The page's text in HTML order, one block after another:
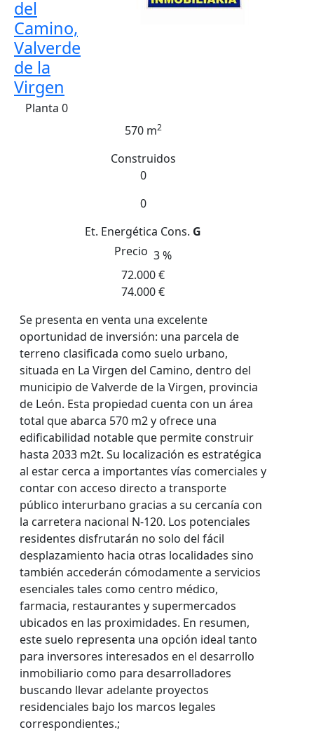
del
Camino,
Valverde
de la
Virgen
Planta 0
570 m2
Construidos
0
0
Et. Energética Cons. G
Precio 3 %
72.000 €
74.000 €
Se presenta en venta una excelente
oportunidad de inversión: una parcela de
terreno clasificada como suelo urbano,
situada en La Virgen del Camino, dentro del
municipio de Valverde de la Virgen, provincia
de León. Esta propiedad cuenta con un área
total que abarca 570 m2 y ofrece una
edificabilidad notable que permite construir
hasta 2033 m2t. Su localización es estratégica
al estar cerca a importantes vías comerciales y
contar con acceso directo a transporte
público interurbano gracias a su cercanía con
la carretera nacional N-120. Los potenciales
residentes disfrutarán no solo del fácil
desplazamiento hacia otras localidades sino
también accederán cómodamente a servicios
esenciales tales como centro médico,
farmacia, restaurantes y supermercados
ubicados en las proximidades. En resumen,
este suelo representa una opción ideal tanto
para inversores interesados en el desarrollo
inmobiliario como para desarrolladores
buscando llevar adelante proyectos
residenciales bajo los marcos legales
correspondientes.;